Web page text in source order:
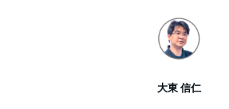
大東 信仁